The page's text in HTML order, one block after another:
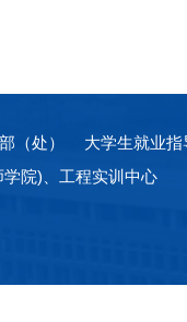
（处）
大学生就业指
院)、工程实训中心